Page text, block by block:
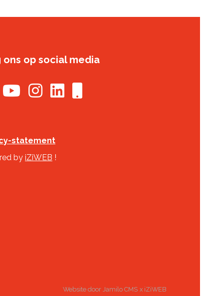
ons op social media
statement
by iZiWEB !
Website door Jamilo CMS x iZiWEB